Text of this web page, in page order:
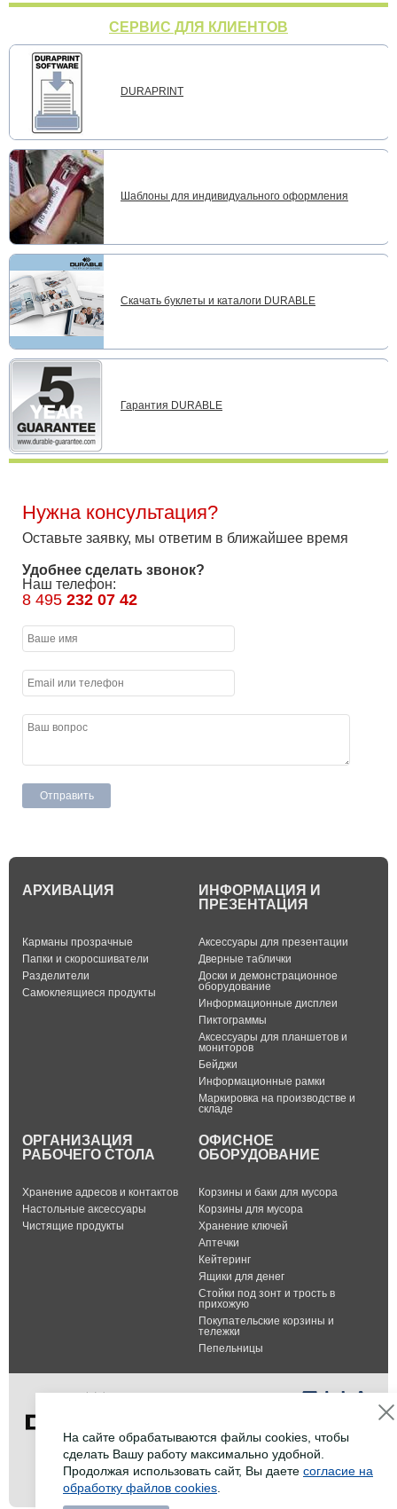
СЕРВИС ДЛЯ КЛИЕНТОВ
DURAPRINT
Шаблоны для индивидуального оформления
Скачать буклеты и каталоги DURABLE
Гарантия DURABLE
Нужна консультация?
Оставьте заявку, мы ответим в ближайшее время
Удобнее сделать звонок?
Наш телефон:
8 495 232 07 42
АРХИВАЦИЯ
Карманы прозрачные
Папки и скоросшиватели
Разделители
Самоклеящиеся продукты
ИНФОРМАЦИЯ И
ПРЕЗЕНТАЦИЯ
Аксессуары для презентации
Дверные таблички
Доски и демонстрационное
оборудование
Информационные дисплеи
Пиктограммы
Аксессуары для планшетов и
мониторов
Бейджи
Информационные рамки
Маркировка на производстве и
складе
ОРГАНИЗАЦИЯ
РАБОЧЕГО СТОЛА
Хранение адресов и контактов
Настольные аксессуары
Чистящие продукты
ОФИСНОЕ
ОБОРУДОВАНИЕ
Корзины и баки для мусора
Корзины для мусора
Хранение ключей
Аптечки
Кейтеринг
Ящики для денег
Стойки под зонт и трость в
прихожую
Покупательские корзины и
тележки
Пепельницы
Тел.: +7 (495) 232-07-42
Факс: +7 (495) 232-07-42
E-mail:info@durable-shop.ru
На сайте обрабатываются файлы cookies, чтобы
сделать Вашу работу максимально удобной.
Продолжая использовать сайт, Вы даете согласие на
обработку файлов cookies